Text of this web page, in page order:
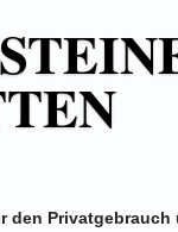
den Privatgebrauch